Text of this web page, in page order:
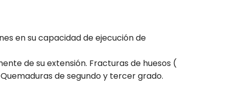
en su capacidad de ejecución de
de su extensión. Fracturas de huesos (
de segundo y tercer grado.